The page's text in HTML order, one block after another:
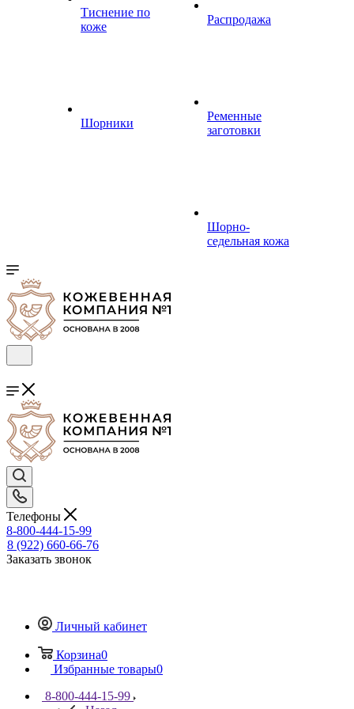
Тиснение по
коже
Шорники
Распродажа
Ременные
заготовки
Шорно-
седельная кожа
Телефоны
8-800-444-15-99
8 (922) 660-66-76
Заказать звонок
Личный кабинет
Корзина0
Избранные товары0
8-800-444-15-99